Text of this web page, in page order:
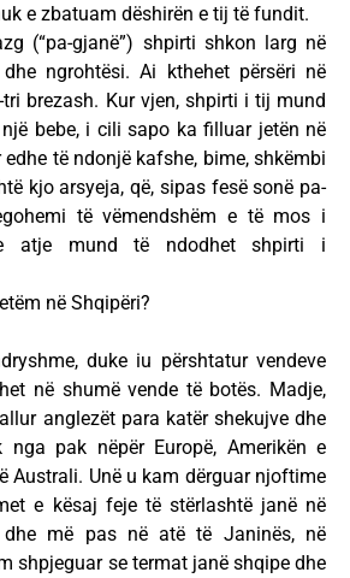
e zbatuam dëshirën e tij të fundit.
(“pa-gjanë”) shpirti shkon larg në
ngrohtësi. Ai kthehet përsëri në
brezash. Kur vjen, shpirti i tij mund
bebe, i cili sapo ka filluar jetën në
edhe të ndonjë kafshe, bime, shkëmbi
kjo arsyeja, që, sipas fesë sonë pa-
të vëmendshëm e të mos i
atje mund të ndodhet shpirti i
në Shqipëri?
duke iu përshtatur vendeve
në shumë vende të botës. Madje,
anglezët para katër shekujve dhe
pak nëpër Europë, Amerikën e
Australi. Unë u kam dërguar njoftime
e kësaj feje të stërlashtë janë në
më pas në atë të Janinës, në
shpjeguar se termat janë shqipe dhe